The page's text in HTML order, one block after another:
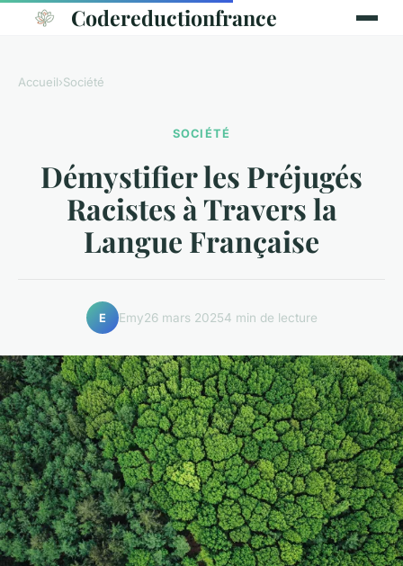
Codereductionfrance
Accueil›Société
SOCIÉTÉ
Démystifier les Préjugés
Racistes à Travers la
Langue Française
E Emy26 mars 20254 min de lecture